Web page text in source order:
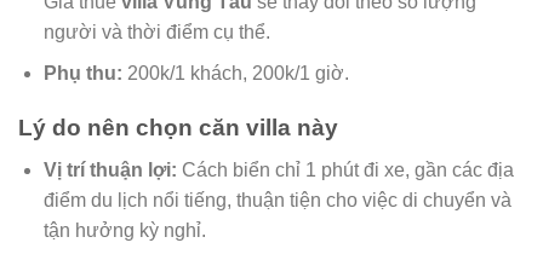
người và thời điểm cụ thể.
Phụ thu: 200k/1 khách, 200k/1 giờ.
Lý do nên chọn căn villa này
Vị trí thuận lợi: Cách biển chỉ 1 phút đi xe, gần các địa
điểm du lịch nổi tiếng, thuận tiện cho việc di chuyển và
tận hưởng kỳ nghỉ.